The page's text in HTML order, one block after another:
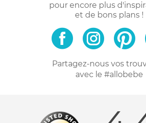
pour encore plus
et de bons plans !
Partagez-nous vos
avec le #allobebe